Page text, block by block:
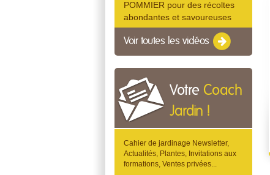
POMMIER pour des récoltes
abondantes et savoureuses
Voir toutes les vidéos
Votre Coach
Jardin !
Cahier de jardinage Newsletter,
Actualités, Plantes, Invitations aux
formations, Ventes privées...